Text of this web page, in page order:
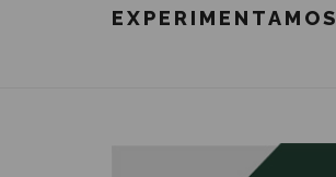
EXPERIMENTAMOS